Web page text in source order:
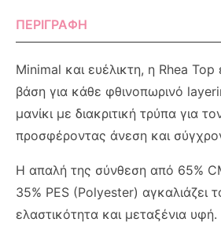
ΠΕΡΙΓΡΑΦΉ
Minimal και ευέλικτη, η Rhea Top
βάση για κάθε φθινοπωρινό
μανίκι με διακριτική τρύπα για
προσφέροντας άνεση και
Η απαλή της σύνθεση από 65%
35% PES (Polyester) αγκαλιάζει
ελαστικότητα και μεταξένια υφή.